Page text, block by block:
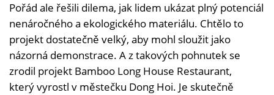
Pořád ale řešili dilema, jak lidem ukázat plný potenciál
nenáročného a ekologického materiálu. Chtělo to
projekt dostatečně velký, aby mohl sloužit jako
názorná demonstrace. A z takových pohnutek se
zrodil projekt Bamboo Long House Restaurant,
který vyrostl v městečku Dong Hoi. Je skutečně